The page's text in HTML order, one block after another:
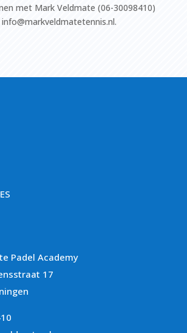
met Mark Veldmate (06-30098410)
Padel Academy
17